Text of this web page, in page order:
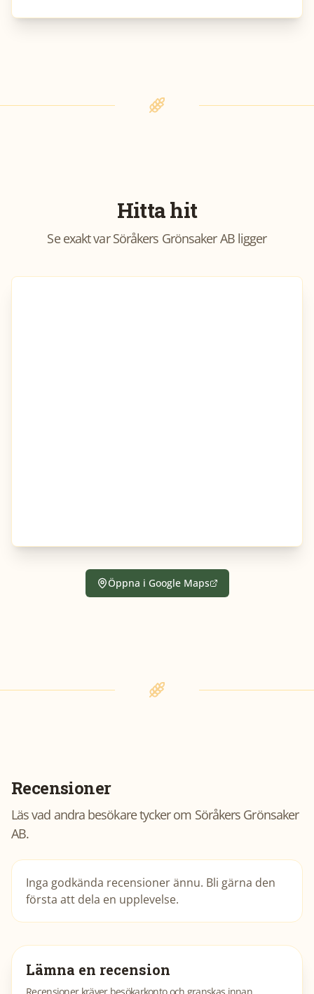
Hitta hit
Se exakt varSöråkers Grönsaker ABligger
Öppna i Google Maps
Recensioner
Läs vad andra besökare tycker om Söråkers Grönsaker
AB.
Inga godkända recensioner ännu. Bli gärna den
första att dela en upplevelse.
Lämna en recension